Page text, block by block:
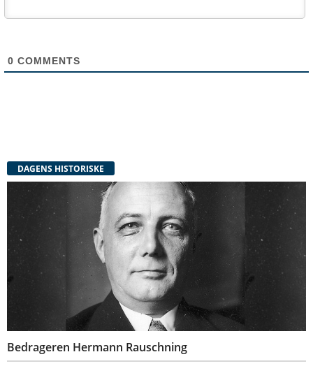
0 COMMENTS
DAGENS HISTORISKE
Bedrageren Hermann Rauschning